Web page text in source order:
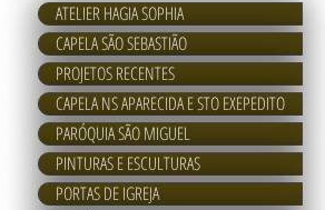
ATELIER HAGIA SOPHIA
CAPELA SÃO SEBASTIÃO
PROJETOS RECENTES
CAPELA NS APARECIDA E STO EXEPEDITO
PARÓQUIA SÃO MIGUEL
PINTURAS E ESCULTURAS
PORTAS DE IGREJA